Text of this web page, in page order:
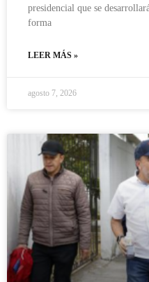
presidencial que se
forma
LEER MÁS »
agosto 7, 2026